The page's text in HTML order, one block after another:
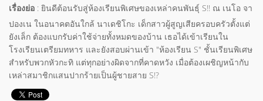
เรื่องย่อ : ยินดีต้อนรับสู่ห้องเรียนพิเศษของเหล่าคนพันธุ์ S!! ณ เนโอ จา
ปองเน ในอนาคตอันใกล้ นาเดชิโกะ เด็กสาวผู้สูญเสียครอบครัวตั้งแต่
ยังเล็ก ต้องแบกรับค่าใช้จ่ายทั้งหมดของบ้าน เธอได้เข้าเรียนใน
โรงเรียนเตรียมทหาร และยังสอบผ่านเข้า "ห้องเรียน S" ชั้นเรียนพิเศษ
สำหรับพวกหัวกะทิ แต่ทุกอย่างผิดจากที่คาดหวัง เมื่อต้องเผชิญหน้ากับ
เหล่าสมาชิกแสนปากร้ายเป็นผู้ชายสาย S!?